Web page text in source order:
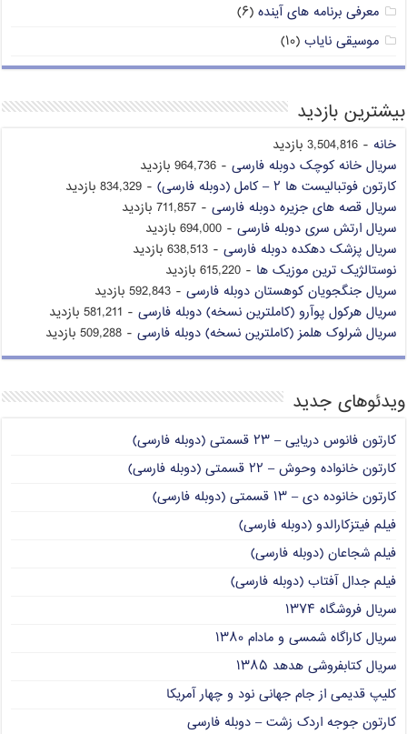
معرفی برنامه های آینده (۶)
موسیقی نایاب (۱۰)
بیشترین بازدید
خانه - 3,504,816 بازدید
سریال خانه کوچک دوبله فارسی - 964,736 بازدید
کارتون فوتبالیست ها ۲ – کامل (دوبله فارسی)
- 834,329 بازدید
سریال قصه های جزیره دوبله فارسی - 711,857 بازدید
سریال ارتش سری دوبله فارسی - 694,000 بازدید
سریال پزشک دهکده دوبله فارسی - 638,513 بازدید
نوستالژیک ترین موزیک ها - 615,220 بازدید
سریال جنگجویان کوهستان دوبله فارسی - 592,843 بازدید
سریال هرکول پوآرو (کاملترین نسخه) دوبله فارسی - 581,211 بازدید
سریال شرلوک هلمز (کاملترین نسخه) دوبله فارسی - 509,288 بازدید
ویدئوهای جدید
کارتون فانوس دریایی – ۲۳ قسمتی (دوبله فارسی)
کارتون خانواده وحوش – ۲۲ قسمتی (دوبله فارسی)
کارتون خانوده دی – ۱۳ قسمتی (دوبله فارسی)
فیلم فیتزکارالدو (دوبله فارسی)
فیلم شجاعان (دوبله فارسی)
فیلم جدال آفتاب (دوبله فارسی)
سریال فروشگاه ۱۳۷۴
سریال کاراگاه شمسی و مادام ۱۳۸۰
سریال کتابفروشی هدهد ۱۳۸۵
کلیپ قدیمی از جام جهانی نود و چهار آمریکا
کارتون جوجه اردک زشت – دوبله فارسی